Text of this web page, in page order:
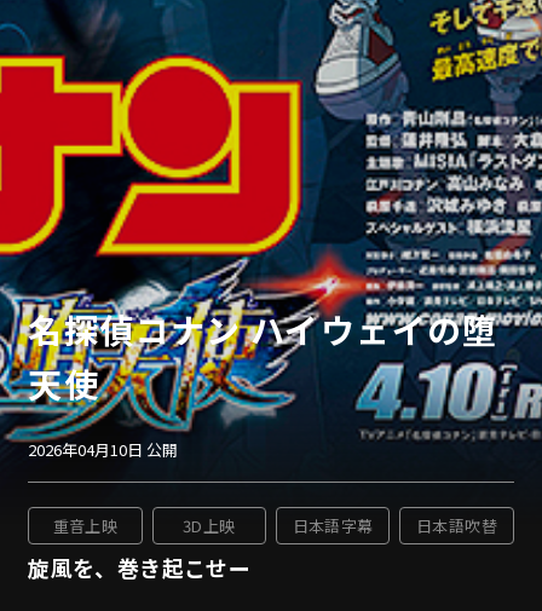
名探偵コナン ハイウェイの堕
天使
2026年04月10日 公開
重音上映 3D上映 日本語字幕 日本語吹替
旋風を、巻き起こせー